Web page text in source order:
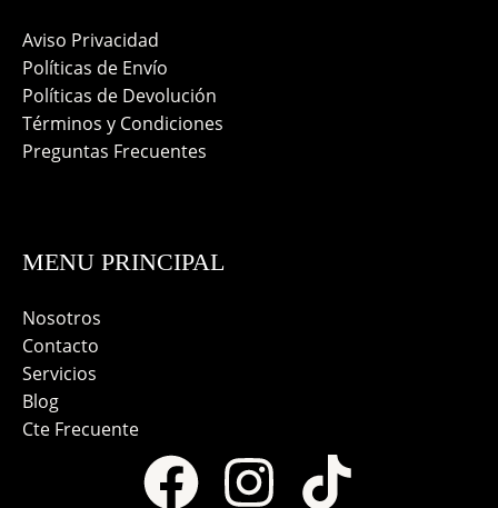
Aviso Privacidad
Políticas de Envío
Políticas de Devolución
Términos y Condiciones
Preguntas Frecuentes
MENU PRINCIPAL
Nosotros
Contacto
Servicios
Blog
Cte Frecuente